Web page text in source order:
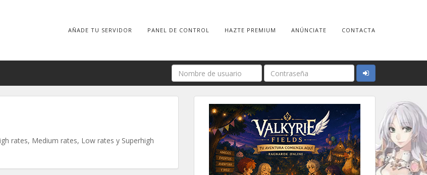
AÑADE TU SERVIDOR PANEL DE CONTROL HAZTE PREMIUM ANÚNCIATE CONTACTA
rates, Medium rates, Low rates y Superhigh